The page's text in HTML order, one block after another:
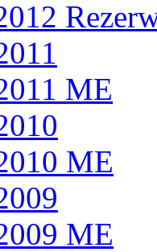
ME
ME
ME